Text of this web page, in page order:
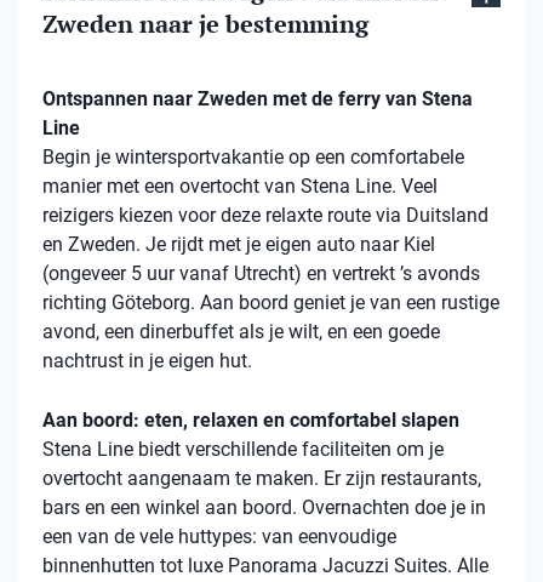
Zweden naar je bestemming
Ontspannen naar Zweden met de ferry van Stena
Line
Begin je wintersportvakantie op een comfortabele
manier met een overtocht van Stena Line. Veel
reizigers kiezen voor deze relaxte route via Duitsland
en Zweden. Je rijdt met je eigen auto naar Kiel
(ongeveer 5 uur vanaf Utrecht) en vertrekt ’s avonds
richting Göteborg. Aan boord geniet je van een rustige
avond, een dinerbuffet als je wilt, en een goede
nachtrust in je eigen hut.
Aan boord: eten, relaxen en comfortabel slapen
Stena Line biedt verschillende faciliteiten om je
overtocht aangenaam te maken. Er zijn restaurants,
bars en een winkel aan boord. Overnachten doe je in
een van de vele huttypes: van eenvoudige
binnenhutten tot luxe Panorama Jacuzzi Suites. Alle